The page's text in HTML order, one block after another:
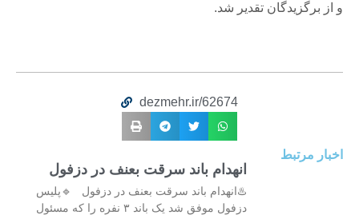
و از برگزیدگان تقدیر شد.
dezmehr.ir/62674
اخبار مرتبط
انهدام باند سرقت بعنف در دزفول
♨️انهدام باند سرقت بعنف در دزفول 🔹پلیس
دزفول موفق شد یک باند ۳ نفره را که مسئول